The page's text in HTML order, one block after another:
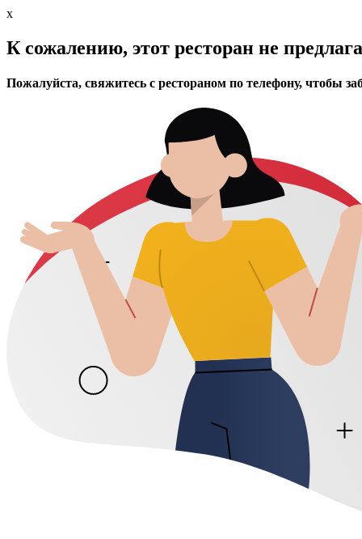
x
К сожалению, этот ресторан не
Пожалуйста, свяжитесь с рестораном по телефону, чтобы